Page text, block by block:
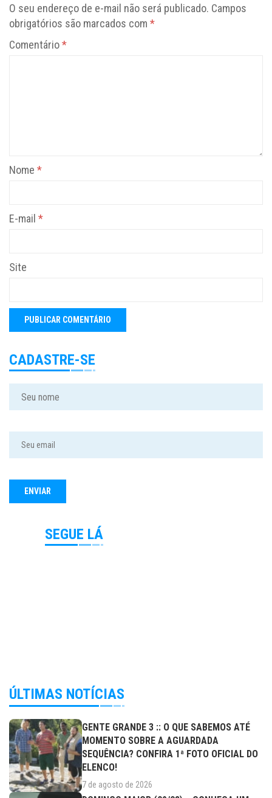
O seu endereço de e-mail não será publicado. Campos
obrigatórios são marcados com *
Comentário*
Nome *
E-mail *
Site
CADASTRE-SE
SEGUE LÁ
ÚLTIMAS NOTÍCIAS
GENTE GRANDE 3 :: O QUE SABEMOS ATÉ
MOMENTO SOBRE A AGUARDADA
SEQUÊNCIA? CONFIRA 1ª FOTO OFICIAL DO
ELENCO!
7 de agosto de 2026